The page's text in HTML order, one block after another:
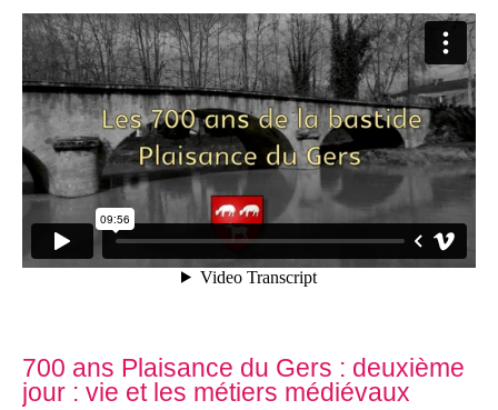
700 ans Plaisance du Gers : deuxième
jour : vie et les métiers médiévaux